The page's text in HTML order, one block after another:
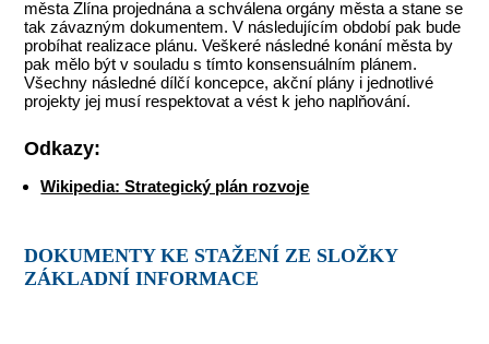
města Zlína projednána a schválena orgány města a stane se
tak závazným dokumentem. V následujícím období pak bude
probíhat realizace plánu. Veškeré následné konání města by
pak mělo být v souladu s tímto konsensuálním plánem.
Všechny následné dílčí koncepce, akční plány i jednotlivé
projekty jej musí respektovat a vést k jeho naplňování.
Odkazy:
Wikipedia: Strategický plán rozvoje
DOKUMENTY KE STAŽENÍ ZE SLOŽKY
ZÁKLADNÍ INFORMACE